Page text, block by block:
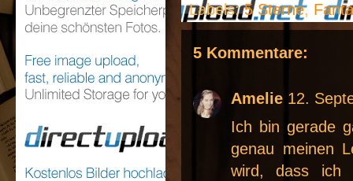
Labels:5 Sterne,
5 Kommentare:
Amelie 12.
Ich bin gerade
genau meinen
wird, dass ich